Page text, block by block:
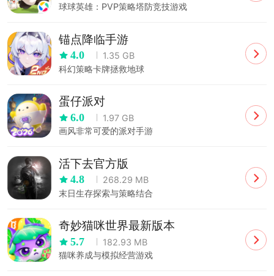
球球英雄：PVP策略塔防竞技游戏
锚点降临手游
4.0
1.35 GB
科幻策略卡牌拯救地球
蛋仔派对
6.0
1.97 GB
画风非常可爱的派对手游
活下去官方版
4.8
268.29 MB
末日生存探索与策略结合
奇妙猫咪世界最新版本
5.7
182.93 MB
猫咪养成与模拟经营游戏